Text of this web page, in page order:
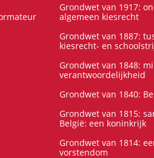
Grondwet van 1917:
algemeen kiesrecht
Grondwet van 1887:
kiesrecht- en
Grondwet van 1848:
verantwoordelijkheid
Grondwet van 1840:
Grondwet van 1815:
België: een koninkrijk
Grondwet van 1814:
vorstendom